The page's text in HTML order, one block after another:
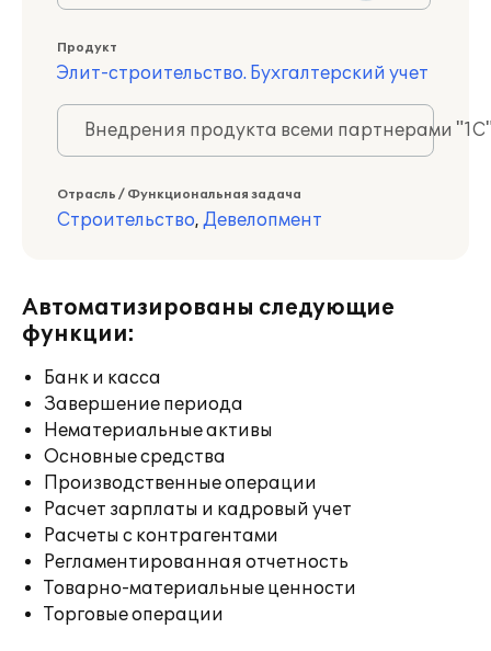
Продукт
Элит-строительство. Бухгалтерский учет
Внедрения продукта всеми партнерами
Отрасль / Функциональная задача
Строительство, Девелопмент
Автоматизированы следующие
функции:
Банк и касса
Завершение периода
Нематериальные активы
Основные средства
Производственные операции
Расчет зарплаты и кадровый учет
Расчеты с контрагентами
Регламентированная отчетность
Товарно-материальные ценности
Торговые операции